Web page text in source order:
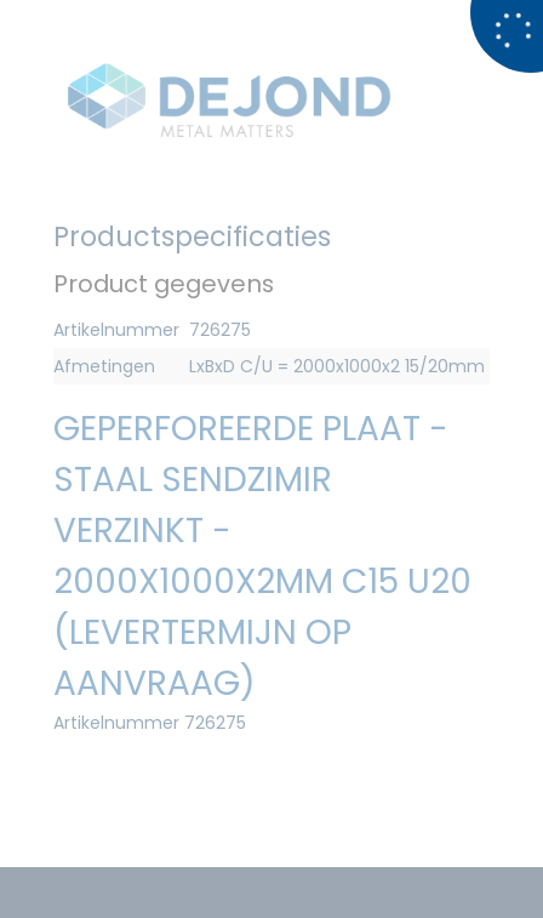
Productspecificaties
Product gegevens
Artikelnummer 726275
Afmetingen
LxBxD C/U = 2000x1000x2 15/20mm
GEPERFOREERDE PLAAT -
STAAL SENDZIMIR
VERZINKT -
2000X1000X2MM C15 U20
(LEVERTERMIJN OP
AANVRAAG)
Artikelnummer 726275